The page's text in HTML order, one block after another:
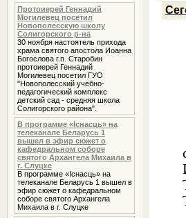
Протоиерей Геннадий
Могилевец посетил
Новополесскую школу
Солигорского р-на
30 ноября настоятель прихода
храма святого апостола Иоанна
Богослова г.п. Старобин
протоиерей Геннадий
Могилевец посетил ГУО
"Новополесский учебно-
педагогический комплекс
детский сад - средняя школа
Солигорского района".
В программе «Iснасць» на
телеканале Беларусь 1
вышел в эфир сюжет о
кафедральном соборе
святого Архангела Михаила в
г. Слуцке
В программе «Iснасць» на
телеканале Беларусь 1 вышел в
эфир сюжет о кафедральном
соборе святого Архангела
Михаила в г. Слуцке